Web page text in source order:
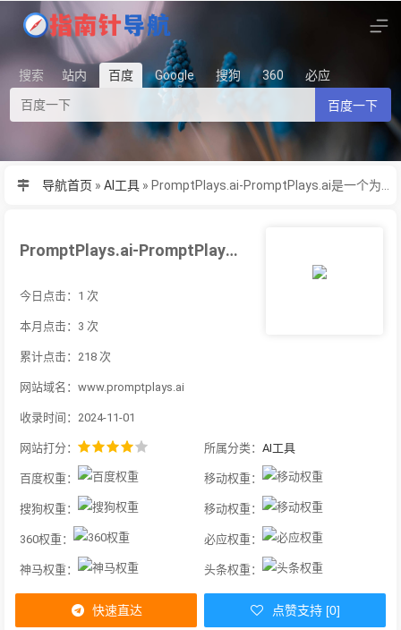
搜索 站内 百度 Google 搜狗 360 必应
百度一下
导航首页 » AI工具 »
PromptPlays.ai-PromptPlays.ai是一个为用户提供人工智能自动化和
今日点击：1 次
本月点击：3 次
累计点击：218 次
网站域名：www.promptplays.ai
收录时间：2024-11-01
网站打分： 所属分类： AI工具
百度权重： 移动权重：
搜狗权重： 移动权重：
360权重： 必应权重：
神马权重： 头条权重：
快速直达 点赞支持 [0]